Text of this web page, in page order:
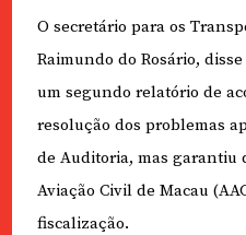
O secretário para os
Raimundo do Rosário,
um segundo relatório de
resolução dos problemas
de Auditoria, mas garantiu
Aviação Civil de Macau
fiscalização.